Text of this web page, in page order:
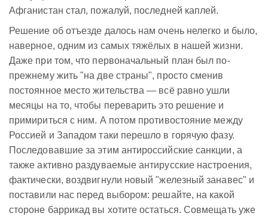
Афганистан стал, пожалуй, последней каплей.
Решение об отъезде далось нам очень нелегко и было,
наверное, одним из самых тяжёлых в нашей жизни.
Даже при том, что первоначальный план был по-
прежнему жить "на две страны", просто сменив
постоянное место жительства — всё равно ушли
месяцы на то, чтобы переварить это решение и
примириться с ним. А потом противостояние между
Россией и Западом таки перешло в горячую фазу.
Последовавшие за этим антироссийские санкции, а
также активно раздуваемые антирусские настроения,
фактически, воздвигнули новый "железный занавес" и
поставили нас перед выбором: решайте, на какой
стороне баррикад вы хотите остаться. Совмещать уже